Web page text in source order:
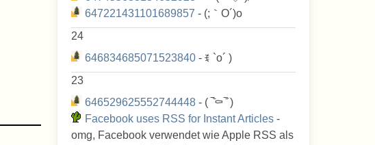
647221431101689857 - (;｀O´)o
24
646834685071523840- ꉂ `o´ )
23
646529625552744448- ( ‾᷅⚰‾᷄ )
Facebook uses RSS for Instant Articles-
omg, Facebook verwendet wie Apple RSS als